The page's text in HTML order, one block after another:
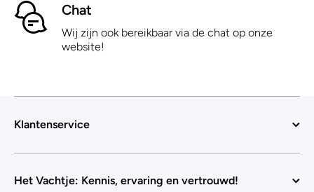
Chat
Wij zijn ook bereikbaar via de chat op onze
website!
Klantenservice
Het Vachtje: Kennis, ervaring en vertrouwd!